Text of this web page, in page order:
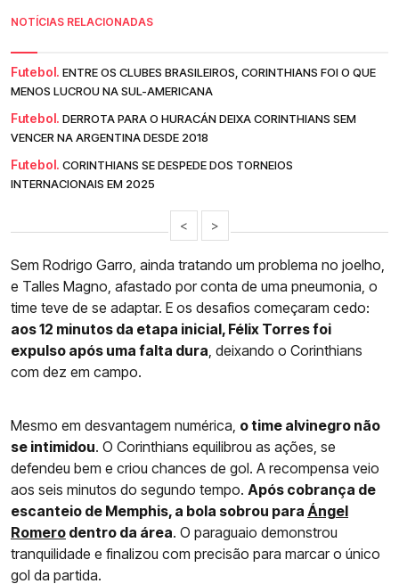
NOTÍCIAS RELACIONADAS
Futebol. ENTRE OS CLUBES BRASILEIROS, CORINTHIANS FOI O QUE
MENOS LUCROU NA SUL-AMERICANA
Futebol. DERROTA PARA O HURACÁN DEIXA CORINTHIANS SEM
VENCER NA ARGENTINA DESDE 2018
Futebol. CORINTHIANS SE DESPEDE DOS TORNEIOS
INTERNACIONAIS EM 2025
< >
Sem Rodrigo Garro, ainda tratando um problema no joelho,
e Talles Magno, afastado por conta de uma pneumonia, o
time teve de se adaptar. E os desafios começaram cedo:
aos 12 minutos da etapa inicial, Félix Torres foi
expulso após uma falta dura, deixando o Corinthians
com dez em campo.
Mesmo em desvantagem numérica, o time alvinegro não
se intimidou. O Corinthians equilibrou as ações, se
defendeu bem e criou chances de gol. A recompensa veio
aos seis minutos do segundo tempo. Após cobrança de
escanteio de Memphis, a bola sobrou para Ángel
Romero dentro da área. O paraguaio demonstrou
tranquilidade e finalizou com precisão para marcar o único
gol da partida.